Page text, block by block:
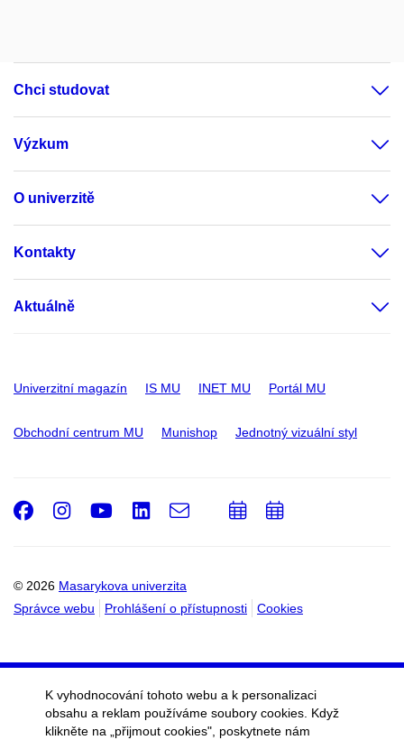
Chci studovat
Výzkum
O univerzitě
Kontakty
Aktuálně
Univerzitní magazín IS MU INET MU Portál MU
Obchodní centrum MU Munishop Jednotný vizuální styl
© 2026 Masarykova univerzita
Správce webu
Prohlášení o přístupnosti Cookies
Facebook
Instagram
Youtube
LinkedIn
e-
PřidatPřidat
K vyhodnocování tohoto webu a k personalizaci
obsahu a reklam používáme soubory cookies. Když
klikněte na „přijmout cookies", poskytnete nám